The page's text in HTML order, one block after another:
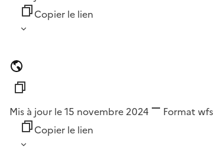
Copier le lien
Mis à jour le 15 novembre 2024 Format wfs
Copier le lien